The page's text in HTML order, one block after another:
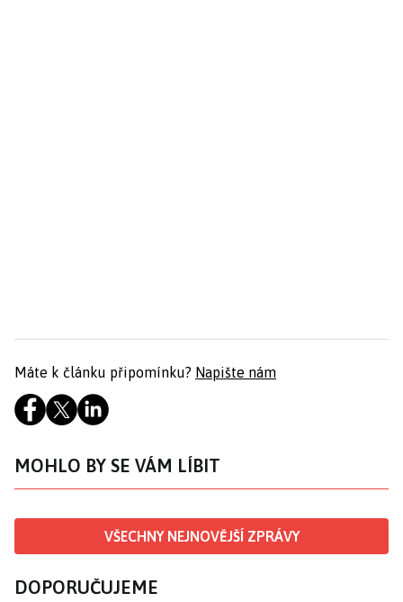
Máte k článku připomínku? Napište nám
MOHLO BY SE VÁM LÍBIT
VŠECHNY NEJNOVĚJŠÍ ZPRÁVY
DOPORUČUJEME